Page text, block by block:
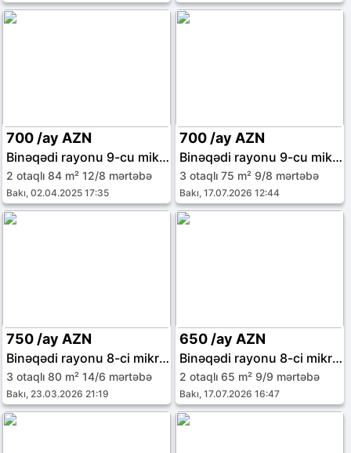
700 /ay AZN
Binəqədi rayonu 9-cu mikrorayon
2 otaqlı 84 m² 12/8 mərtəbə
Bakı, 02.04.2025 17:35
700 /ay AZN
Binəqədi rayonu 9-cu mikrorayon
3 otaqlı 75 m² 9/8 mərtəbə
Bakı, 17.07.2026 12:44
750 /ay AZN
Binəqədi rayonu 8-ci mikrorayon
3 otaqlı 80 m² 14/6 mərtəbə
Bakı, 23.03.2026 21:19
650 /ay AZN
Binəqədi rayonu 8-ci mikrorayon
2 otaqlı 65 m² 9/9 mərtəbə
Bakı, 17.07.2026 16:47